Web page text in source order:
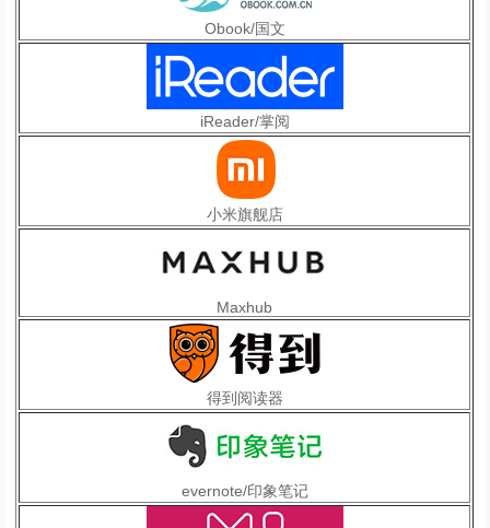
Obook/国文
iReader/掌阅
小米旗舰店
Maxhub
得到阅读器
evernote/印象笔记